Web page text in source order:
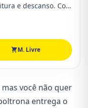
e descanso. Cor
decoração de
M. Livre
você não quer
entrega o